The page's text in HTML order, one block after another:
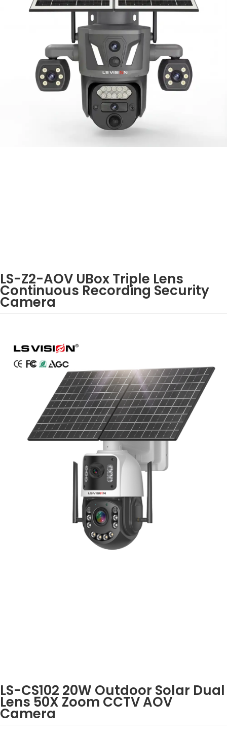
LS-Z2-AOV UBox Triple Lens
Continuous Recording Security
Camera
LS-CS102 20W Outdoor Solar Dual
Lens 50X Zoom CCTV AOV
Camera